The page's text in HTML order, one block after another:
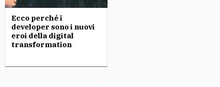
Ecco perché i
developer sono i nuovi
eroi della digital
transformation